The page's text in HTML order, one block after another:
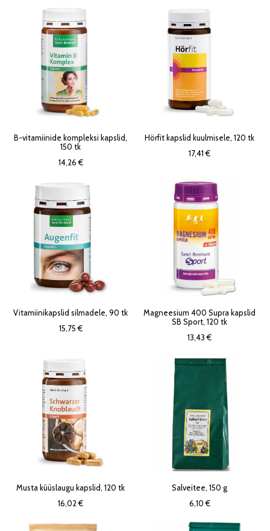
B-vitamiinide kompleksi kapslid,
150 tk
14,26 €
Hörfit kapslid kuulmisele, 120 tk
17,41 €
Vitamiinikapslid silmadele, 90 tk
15,75 €
Magneesium 400 Supra kapslid
SB Sport, 120 tk
13,43 €
Musta küüslaugu kapslid, 120 tk
16,02 €
Salveitee, 150 g
6,10 €